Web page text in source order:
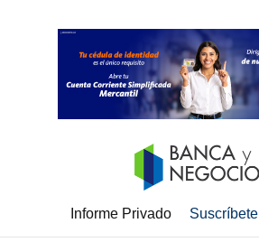
Informe Privado Suscríbete